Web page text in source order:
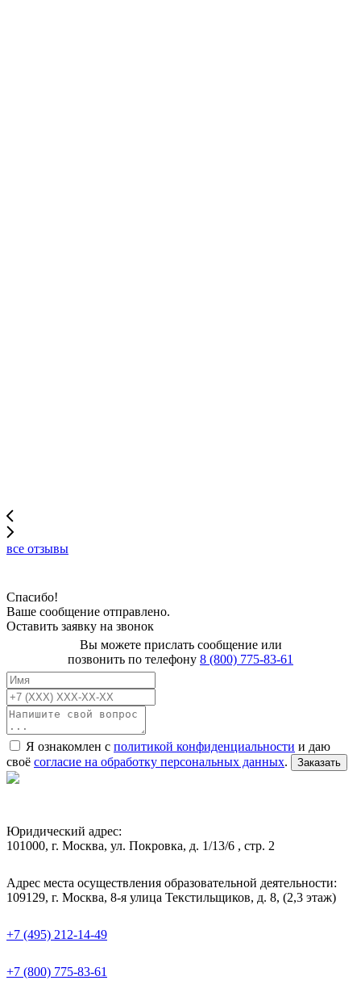
все отзывы
Спасибо!
Ваше сообщение отправлено.
Оставить заявку на звонок
Вы можете прислать сообщение или
позвонить по телефону 8 (800) 775-83-61
Я ознакомлен с политикой конфиденциальности и даю
своё согласие на обработку персональных данных. Заказать
Юридический адрес:
101000, г. Москва, ул. Покровка, д. 1/13/6 , стр. 2
Адрес места осуществления образовательной деятельности:
109129, г. Москва, 8-я улица Текстильщиков, д. 8, (2,3 этаж)
+7 (495) 212-14-49
+7 (800) 775-83-61